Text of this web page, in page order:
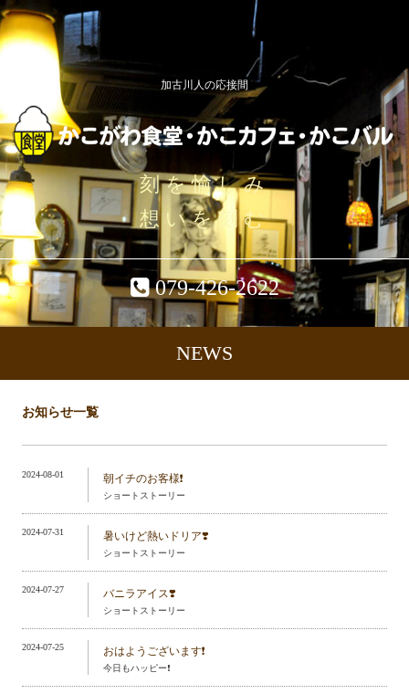
加古川人の応接間
刻を愉しみ
想いを刻む
079-426-2622
NEWS
お知らせ一覧
2024-08-01 朝イチのお客様❗️
ショートストーリー
2024-07-31 暑いけど熱いドリア❣️
ショートストーリー
2024-07-27 バニラアイス❣️
ショートストーリー
2024-07-25 おはようございます❗️
今日もハッピー❗️